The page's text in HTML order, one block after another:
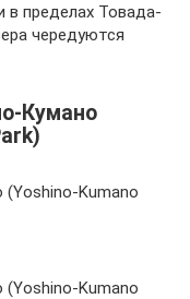
в пределах Товада-
чередуются
Кумано
Kumano
Kumano